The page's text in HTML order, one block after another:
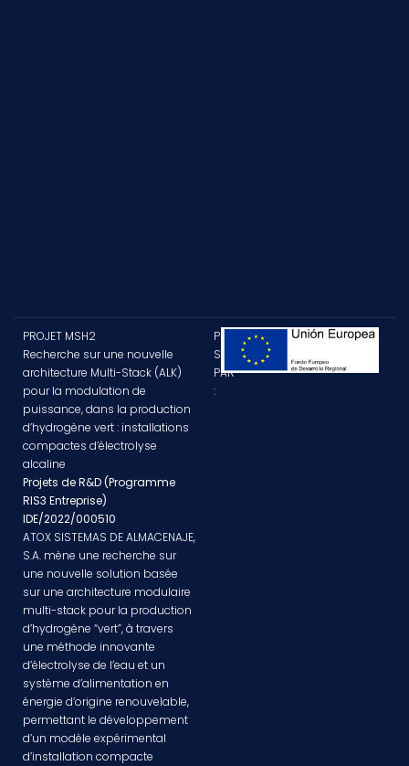
PROJET MSH2
Recherche sur une nouvelle
architecture Multi-Stack (ALK)
pour la modulation de
puissance, dans la production
d’hydrogène vert : installations
compactes d’électrolyse
alcaline
Projets de R&D (Programme
RIS3 Entreprise)
IDE/2022/000510
ATOX SISTEMAS DE ALMACENAJE,
S.A. mène une recherche sur
une nouvelle solution basée
sur une architecture modulaire
multi-stack pour la production
d’hydrogène “vert”, à travers
une méthode innovante
d’électrolyse de l’eau et un
système d’alimentation en
énergie d’origine renouvelable,
permettant le développement
d’un modèle expérimental
d’installation compacte
PROJET
SUBVENTIONNÉ
PAR
: